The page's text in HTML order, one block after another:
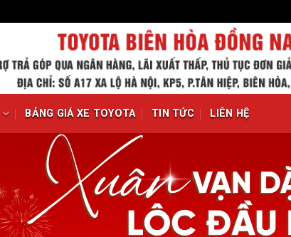
BẢNG GIÁ XE TOYOTA TIN TỨC LIÊN HỆ